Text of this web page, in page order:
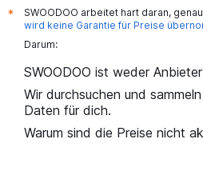
*
SWOODOO arbeitet hart daran,
wird keine Garantie für Preise
Darum:
SWOODOO ist weder
Wir durchsuchen und
Daten für dich.
Warum sind die Preise nicht